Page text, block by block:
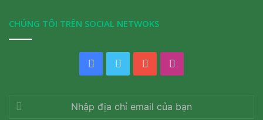
CHÚNG TÔI TRÊN SOCIAL NETWOKS
Facebook
Twitter YouTube
địa